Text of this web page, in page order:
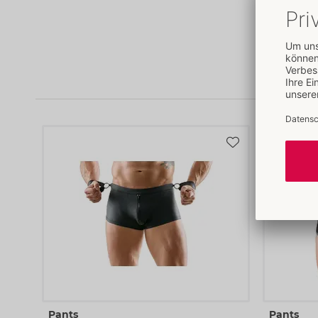
Pants Pants